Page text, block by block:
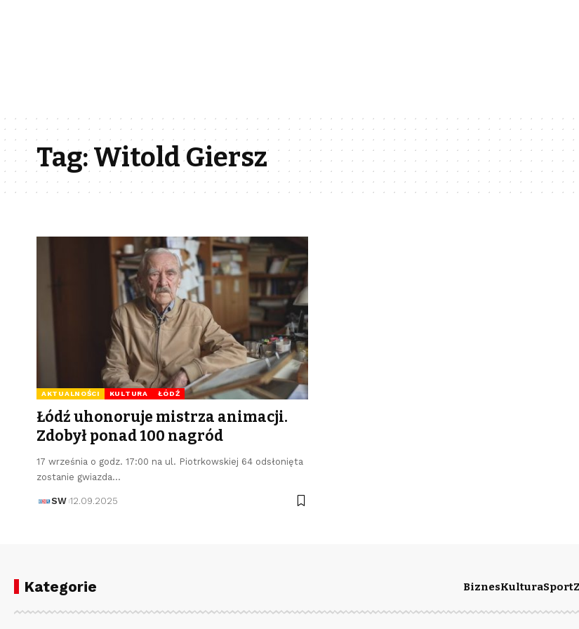
Tag:Witold Giersz
AKTUALNOŚCI KULTURA ŁÓDŹ
Łódź uhonoruje mistrza animacji.
Zdobył ponad 100 nagród
17 września o godz. 17:00 na ul. Piotrkowskiej 64 odsłonięta
zostanie gwiazda…
SW 12.09.2025
Kategorie BiznesKulturaSport